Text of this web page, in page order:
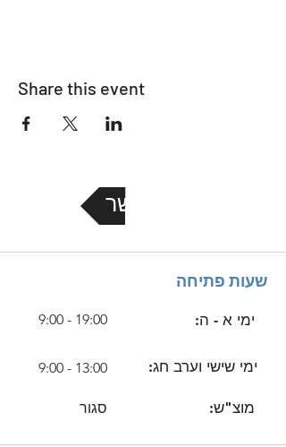
Share this event
צור קשר
שעות פתיחה
9:00 - 19:00 ימי א - ה:
9:00 - 13:00
סגור
ימי שישי וערב חג:
מוצ"ש: